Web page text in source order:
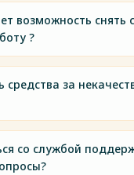
возможность снять
?
средства за
со службой